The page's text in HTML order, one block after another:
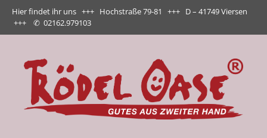
Zum
Inhalt
springen
Hier findet ihr uns +++ Hochstraße 79-81 +++ D – 41749 Viersen
+++ ✆ 02162.979103